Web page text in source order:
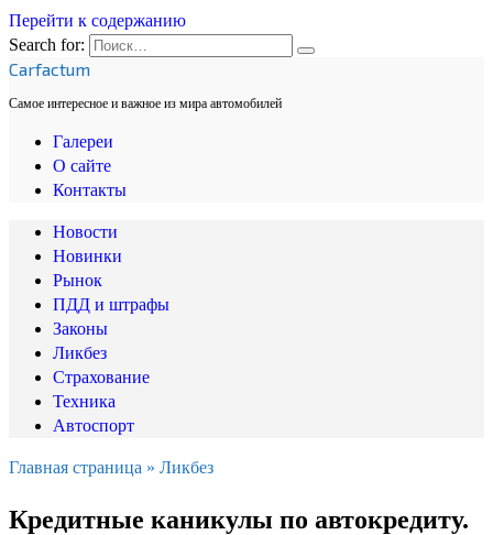
Перейти к содержанию
Search for:
Carfactum
Самое интересное и важное из мира автомобилей
Галереи
О сайте
Контакты
Новости
Новинки
Рынок
ПДД и штрафы
Законы
Ликбез
Страхование
Техника
Автоспорт
Главная страница » Ликбез
Кредитные каникулы по автокредиту.